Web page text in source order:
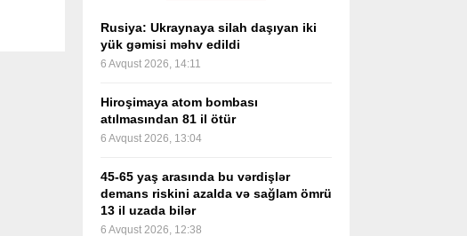
Rusiya: Ukraynaya silah daşıyan iki
yük gəmisi məhv edildi
6 Avqust 2026, 14:11
Hiroşimaya atom bombası
atılmasından 81 il ötür
6 Avqust 2026, 13:04
45-65 yaş arasında bu vərdişlər
demans riskini azalda və sağlam ömrü
13 il uzada bilər
6 Avqust 2026, 12:38